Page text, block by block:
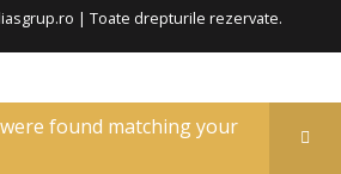
found matching your
| Toate drepturile rezervate.